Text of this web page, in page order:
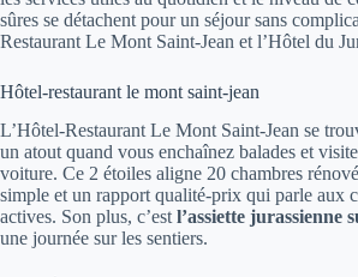
sûres se détachent pour un séjour sans
Restaurant Le Mont Saint-Jean et l’Hôtel du
Hôtel-restaurant le mont saint-jean
L’Hôtel-Restaurant Le Mont Saint-Jean se
un atout quand vous enchaînez balades et
voiture. Ce 2 étoiles aligne 20 chambres
simple et un rapport qualité-prix qui parle aux
actives. Son plus, c’est l’assiette jurassienne
une journée sur les sentiers.